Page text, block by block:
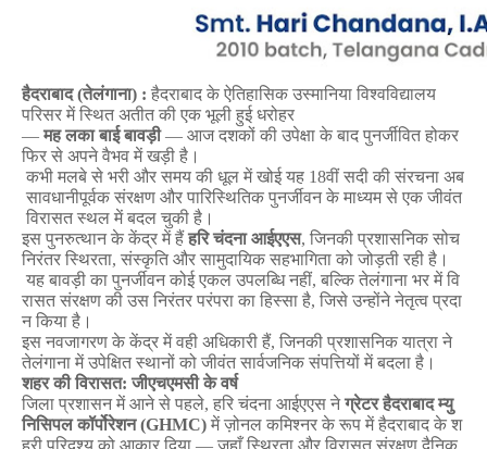
हैदराबाद(तेलंगाना) : हैदराबाद के ऐतिहासिक उस्मानिया विश्वविद्यालय
परिसर में स्थित अतीत की एक भूली हुई धरोहर
—मह लका बाई बावड़ी— आज दशकों की उपेक्षा के बाद पुनर्जीवित होकर
फिर से अपने वैभव में खड़ी है।
कभी मलबे से भरी और समय की धूल में खोई यह 18वीं सदी की संरचना अब
सावधानीपूर्वक संरक्षण और पारिस्थितिक पुनर्जीवन के माध्यम से एक जीवंत
विरासत स्थल में बदल चुकी है।
इस पुनरुत्थान के केंद्र में हैं हरि चंदना आईएएस, जिनकी प्रशासनिक सोच
निरंतर स्थिरता, संस्कृति और सामुदायिक सहभागिता को जोड़ती रही है।
यह बावड़ी का पुनर्जीवन कोई एकल उपलब्धि नहीं, बल्कि तेलंगाना भर में वि
रासत संरक्षण की उस निरंतर परंपरा का हिस्सा है, जिसे उन्होंने नेतृत्व प्रदा
न किया है।
इस नवजागरण के केंद्र में वही अधिकारी हैं, जिनकी प्रशासनिक यात्रा ने
तेलंगाना में उपेक्षित स्थानों को जीवंत सार्वजनिक संपत्तियों में बदला है।
शहर की विरासत:जीएचएमसी के वर्ष
जिला प्रशासन में आने से पहले, हरि चंदना आईएएस ने ग्रेटर हैदराबाद म्यु
निसिपल कॉर्पोरेशन(GHMC) में ज़ोनल कमिश्नर के रूप में हैदराबाद के श